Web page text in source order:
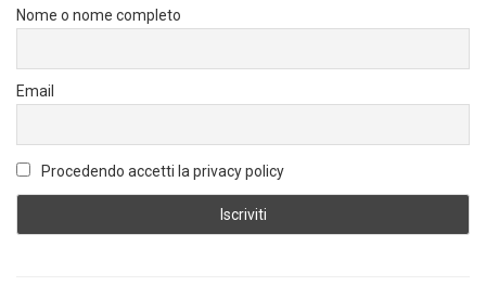
Nome o nome completo
Email
Procedendo accetti la privacy policy